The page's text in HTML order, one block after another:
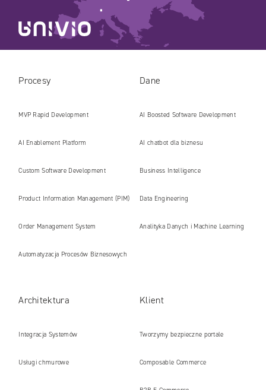
Procesy
MVP Rapid Development
AI Enablement Platform
Custom Software Development
Product Information Management (PIM)
Order Management System
Automatyzacja Procesów Biznesowych
Dane
AI Boosted Software Development
AI chatbot dla biznesu
Business Intelligence
Data Engineering
Analityka Danych i Machine Learning
Architektura
Integracja Systemów
Usługi chmurowe
Klient
Tworzymy bezpieczne portale
internetowe i platformy gotowe na erę
AI
Composable Commerce